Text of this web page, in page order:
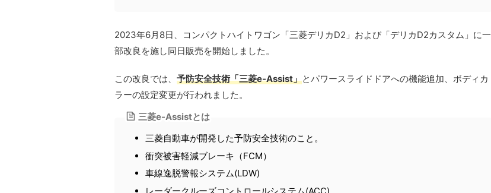
2023年6月8日、コンパクトハイトワゴン「三菱デリカD2」および「デリカD2カスタム」に一
部改良を施し同日販売を開始しました。
この改良では、 予防安全技術「三菱e-Assist」とパワースライドドアへの機能追加、ボディカ
ラーの設定変更が行われました。
三菱e-Assistとは
三菱自動車が開発した予防安全技術のこと。
衝突被害軽減ブレーキ（FCM）
車線逸脱警報システム(LDW)
レーダークルーズコントロールシステム(ACC)